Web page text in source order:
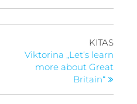
KITAS
Viktorina „Let‘s learn
more about Great
Britain“